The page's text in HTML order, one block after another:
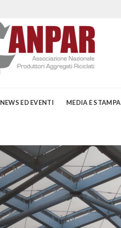
NEWS ED EVENTI MEDIA E STAMPA